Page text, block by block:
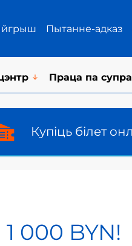
Пытанне-адказ
Праца па
Купіць білет
000 BYN!